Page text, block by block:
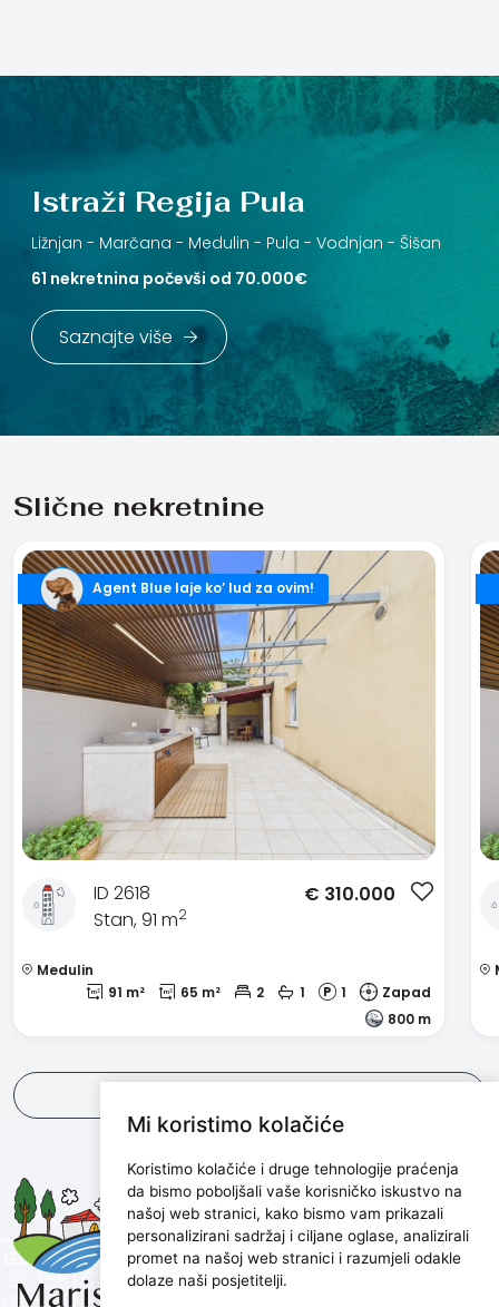
Mi koristimo kolačiće
Koristimo kolačiće i druge tehnologije praćenja
da bismo poboljšali vaše korisničko iskustvo na
našoj web stranici, kako bismo vam prikazali
personalizirani sadržaj i ciljane oglase, analizirali
promet na našoj web stranici i razumjeli odakle
dolaze naši posjetitelji.
Istraži Regija Pula
Ližnjan - Marčana - Medulin - Pula - Vodnjan - Šišan
61 nekretnina počevši od 70.000€
Saznajte više
Slične nekretnine
Agent Blue laje ko’ lud za ovim!
ID 2618
Stan, 91 m2
€ 310.000
Medulin
91 m²
65 m² 2 1 1
Zapad
800 m
Maris d.o.o.
Marijanijeva 11, 52100 Pula, Croatia
info@maris.hr
+385 52 501 333